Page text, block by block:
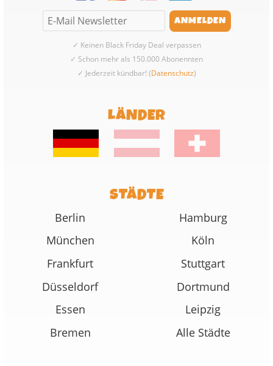
✓ Keinen Black Friday Deal verpassen
✓ Schon mehr als 150.000 Abonennten
✓ Jederzeit kündbar! (Datenschutz)
LÄNDER
STÄDTE
Berlin
Hamburg
München
Köln
Frankfurt
Stuttgart
Düsseldorf
Dortmund
Essen
Leipzig
Bremen
Alle Städte